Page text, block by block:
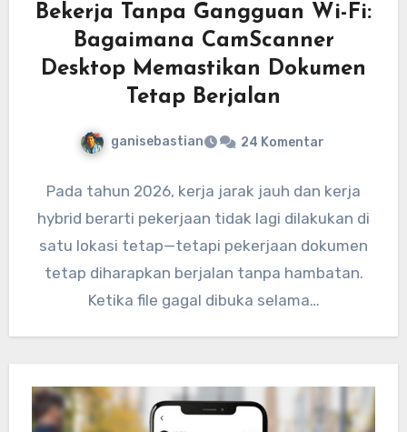
Bekerja Tanpa Gangguan Wi-Fi:
Bagaimana CamScanner
Desktop Memastikan Dokumen
Tetap Berjalan
ganisebastian 24 Komentar
Pada tahun 2026, kerja jarak jauh dan kerja
hybrid berarti pekerjaan tidak lagi dilakukan di
satu lokasi tetap—tetapi pekerjaan dokumen
tetap diharapkan berjalan tanpa hambatan.
Ketika file gagal dibuka selama…